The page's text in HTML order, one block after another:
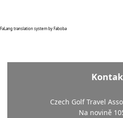
FaLang translation system by Faboba
Czech Golf Travel
Na novině